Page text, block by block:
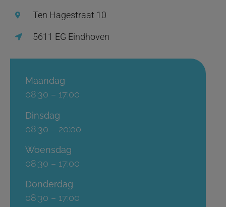
Ten Hagestraat 10
5611 EG Eindhoven
Maandag
08:30 – 17:00
Dinsdag
08:30 – 20:00
Woensdag
08:30 – 17:00
Donderdag
08:30 – 17:00